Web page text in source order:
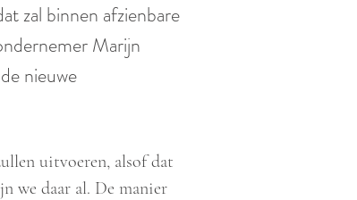
zal binnen afzienbare
Marijn
nieuwe
uitvoeren, alsof dat
we daar al. De manier